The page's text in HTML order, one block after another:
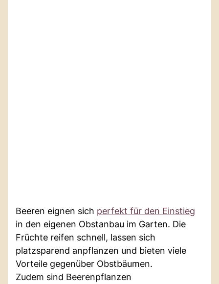
Beeren eignen sich perfekt für den Einstieg
in den eigenen Obstanbau im Garten. Die
Früchte reifen schnell, lassen sich
platzsparend anpflanzen und bieten viele
Vorteile gegenüber Obstbäumen.
Zudem sind Beerenpflanzen